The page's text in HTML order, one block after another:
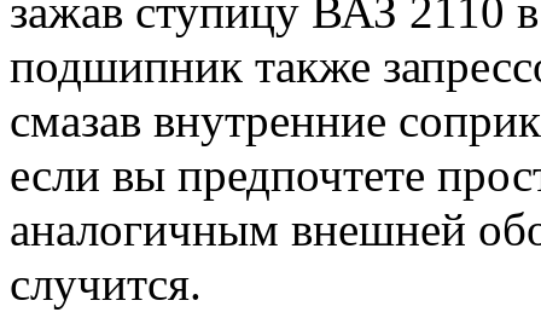
зажав ступицу ВАЗ 2110
подшипник также
смазав внутренние
если вы предпочтете
аналогичным внешней
случится.